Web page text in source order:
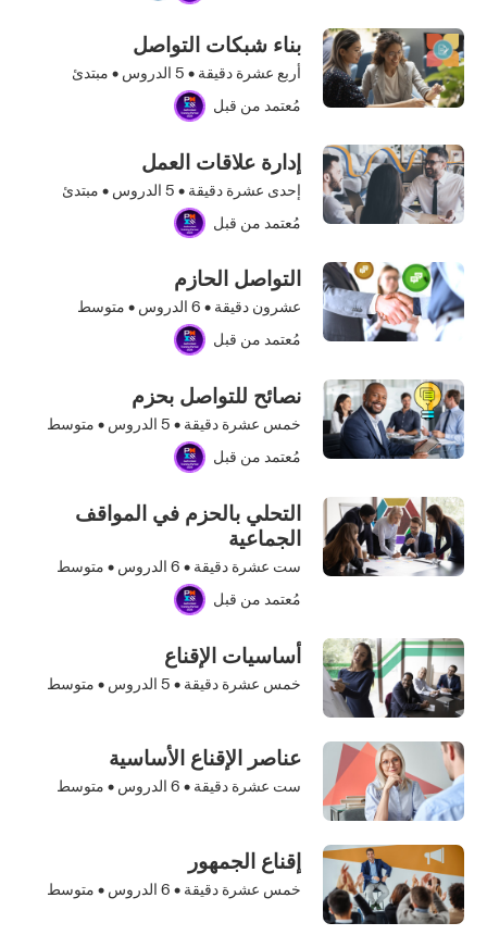
بناء شبكات التواصل
أربع عشرة دقيقة • 5 الدروس • مبتدئ
مُعتمد من قبل
إدارة علاقات العمل
إحدى عشرة دقيقة • 5 الدروس • مبتدئ
مُعتمد من قبل
التواصل الحازم
عشرون دقيقة • 6 الدروس • متوسط
مُعتمد من قبل
نصائح للتواصل بحزم
خمس عشرة دقيقة • 5 الدروس • متوسط
مُعتمد من قبل
التحلي بالحزم في المواقف
الجماعية
ست عشرة دقيقة • 6 الدروس • متوسط
مُعتمد من قبل
أساسيات الإقناع
خمس عشرة دقيقة • 5 الدروس • متوسط
عناصر الإقناع الأساسية
ست عشرة دقيقة • 6 الدروس • متوسط
إقناع الجمهور
خمس عشرة دقيقة • 6 الدروس • متوسط